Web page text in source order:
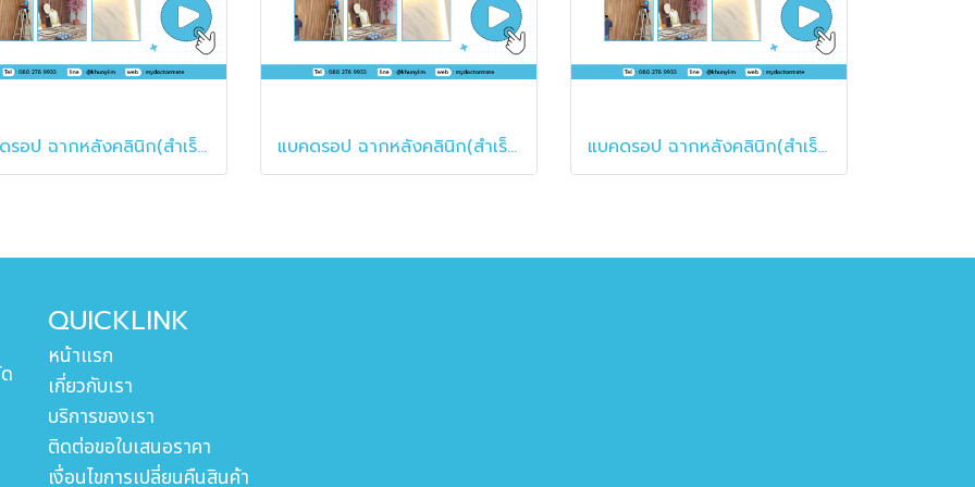
แบคดรอป ฉากหลังคลินิก(สำเร็จรูป) แบคดรอป ฉากหลังคลินิก(สำเร็จรูป) แบคดรอป ฉากหลังคลินิก(สำเร็จรูป)
QUICKLINK
หน้าแรก
เกี่ยวกับเรา
บริการของเรา
ติดต่อขอใบเสนอราคา
เงื่อนไขการเปลี่ยนคืนสินค้า